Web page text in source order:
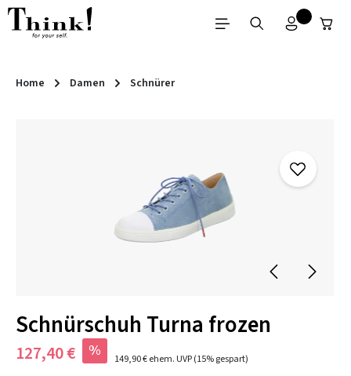
Zum Hauptinhalt springen
Home Damen Schnürer
Schnürschuh Turna frozen
127,40 € % 149,90 €ehem. UVP(15% gespart)